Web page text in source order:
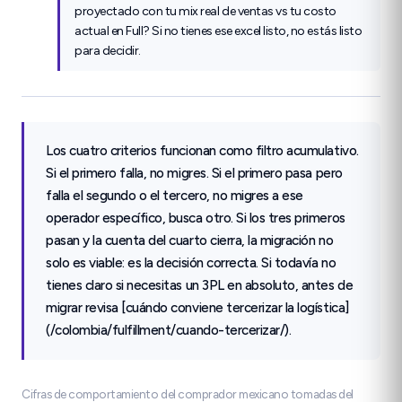
proyectado con tu mix real de ventas vs tu costo
actual en Full? Si no tienes ese excel listo, no estás listo
para decidir.
Los cuatro criterios funcionan como filtro acumulativo.
Si el primero falla, no migres. Si el primero pasa pero
falla el segundo o el tercero, no migres a ese
operador específico, busca otro. Si los tres primeros
pasan y la cuenta del cuarto cierra, la migración no
solo es viable: es la decisión correcta. Si todavía no
tienes claro si necesitas un 3PL en absoluto, antes de
migrar revisa [cuándo conviene tercerizar la logística]
(/colombia/fulfillment/cuando-tercerizar/).
Cifras de comportamiento del comprador mexicano tomadas del